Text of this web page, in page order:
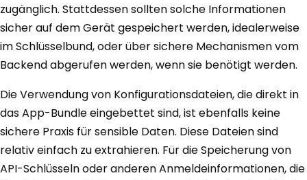
zugänglich. Stattdessen sollten solche Informationen
sicher auf dem Gerät gespeichert werden, idealerweise
im Schlüsselbund, oder über sichere Mechanismen vom
Backend abgerufen werden, wenn sie benötigt werden.
Die Verwendung von Konfigurationsdateien, die direkt in
das App-Bundle eingebettet sind, ist ebenfalls keine
sichere Praxis für sensible Daten. Diese Dateien sind
relativ einfach zu extrahieren. Für die Speicherung von
API-Schlüsseln oder anderen Anmeldeinformationen, die